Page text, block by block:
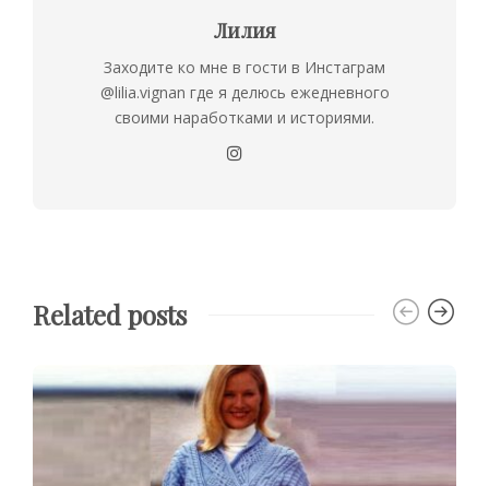
Лилия
Заходите ко мне в гости в Инстаграм
@lilia.vignan где я делюсь ежедневного
своими наработками и историями.
Related posts